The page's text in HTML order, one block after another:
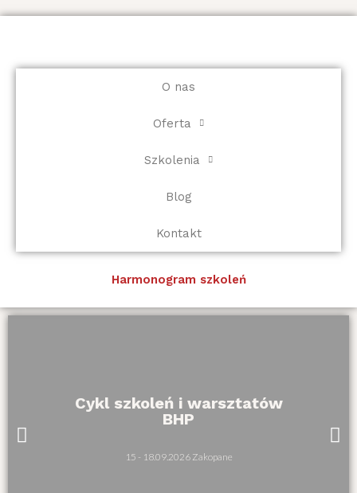
Przejdź
O nas
Oferta
Szkolenia
Blog
Kontakt
Harmonogram szkoleń
Cykl szkoleń i warsztatów
BHP
15 - 18.09.2026 Zakopane